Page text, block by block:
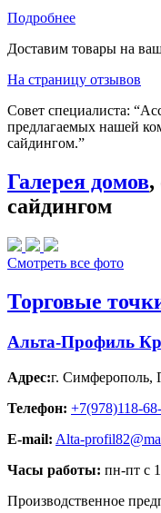
Подробнее
Доставим товары на
На страницу отзывов
Совет специалиста:
предлагаемых нашей
сайдингом.”
Галерея домов,
сайдингом
Смотреть все фото
Торговые
Альта-Профиль
Адрес:г. Симферополь,
Телефон: +7(978)118-
E-mail: Alta-
Часы работы: пн-пт с
Производственное